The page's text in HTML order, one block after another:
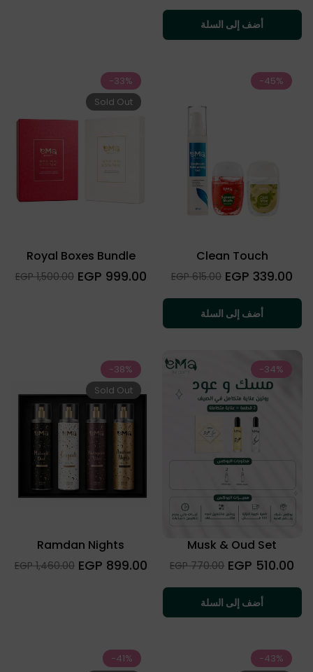
أضف إلى السلة
-45%
Clean Touch
السعر
العادي
339.00 EGP
Sale
615.00 EGP
أضف إلى السلة
-33%
Sold Out
Royal Boxes Bundle
السعر
العادي
999.00 EGP
Sale
1,500.00 EGP
-34%
Musk & Oud Set
السعر
العادي
510.00 EGP
Sale
770.00 EGP
أضف إلى السلة
-38%
Sold Out
Ramdan Nights
السعر
العادي
899.00 EGP
Sale
1,460.00 EGP
-43%
-41%